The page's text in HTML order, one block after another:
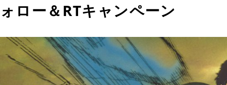
ォロー＆RTキャンペーン